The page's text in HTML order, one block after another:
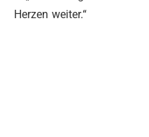
Herzen weiter.“